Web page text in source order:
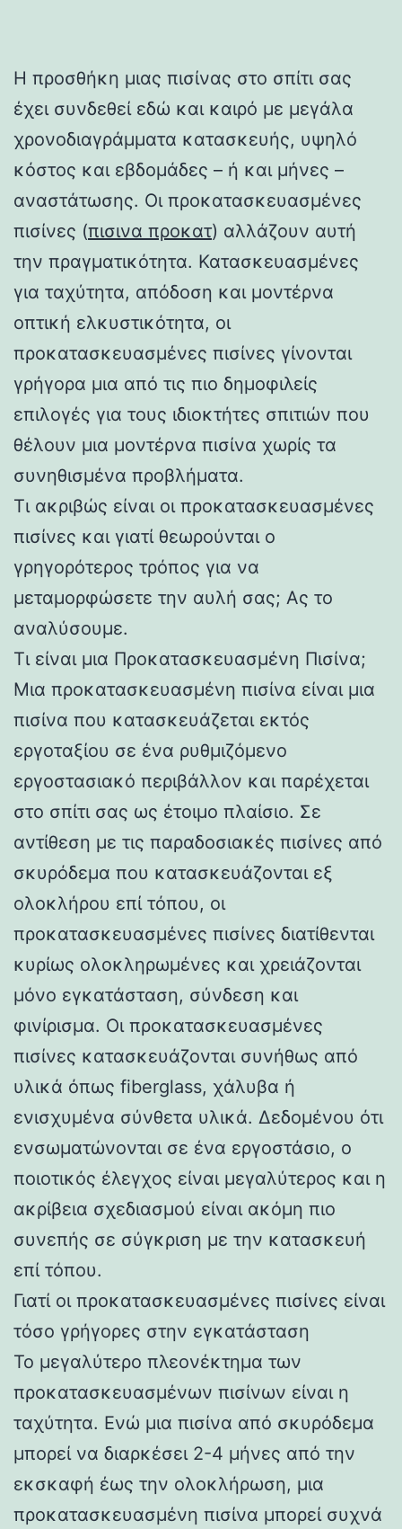
Η προσθήκη μιας πισίνας στο σπίτι σας
έχει συνδεθεί εδώ και καιρό με μεγάλα
χρονοδιαγράμματα κατασκευής, υψηλό
κόστος και εβδομάδες – ή και μήνες –
αναστάτωσης. Οι προκατασκευασμένες
πισίνες (πισινα προκατ) αλλάζουν αυτή
την πραγματικότητα. Κατασκευασμένες
για ταχύτητα, απόδοση και μοντέρνα
οπτική ελκυστικότητα, οι
προκατασκευασμένες πισίνες γίνονται
γρήγορα μια από τις πιο δημοφιλείς
επιλογές για τους ιδιοκτήτες σπιτιών που
θέλουν μια μοντέρνα πισίνα χωρίς τα
συνηθισμένα προβλήματα.
Τι ακριβώς είναι οι προκατασκευασμένες
πισίνες και γιατί θεωρούνται ο
γρηγορότερος τρόπος για να
μεταμορφώσετε την αυλή σας; Ας το
αναλύσουμε.
Τι είναι μια Προκατασκευασμένη Πισίνα;
Μια προκατασκευασμένη πισίνα είναι μια
πισίνα που κατασκευάζεται εκτός
εργοταξίου σε ένα ρυθμιζόμενο
εργοστασιακό περιβάλλον και παρέχεται
στο σπίτι σας ως έτοιμο πλαίσιο. Σε
αντίθεση με τις παραδοσιακές πισίνες από
σκυρόδεμα που κατασκευάζονται εξ
ολοκλήρου επί τόπου, οι
προκατασκευασμένες πισίνες διατίθενται
κυρίως ολοκληρωμένες και χρειάζονται
μόνο εγκατάσταση, σύνδεση και
φινίρισμα. Οι προκατασκευασμένες
πισίνες κατασκευάζονται συνήθως από
υλικά όπως fiberglass, χάλυβα ή
ενισχυμένα σύνθετα υλικά. Δεδομένου ότι
ενσωματώνονται σε ένα εργοστάσιο, ο
ποιοτικός έλεγχος είναι μεγαλύτερος και η
ακρίβεια σχεδιασμού είναι ακόμη πιο
συνεπής σε σύγκριση με την κατασκευή
επί τόπου.
Γιατί οι προκατασκευασμένες πισίνες είναι
τόσο γρήγορες στην εγκατάσταση
Το μεγαλύτερο πλεονέκτημα των
προκατασκευασμένων πισίνων είναι η
ταχύτητα. Ενώ μια πισίνα από σκυρόδεμα
μπορεί να διαρκέσει 2-4 μήνες από την
εκσκαφή έως την ολοκλήρωση, μια
προκατασκευασμένη πισίνα μπορεί συχνά